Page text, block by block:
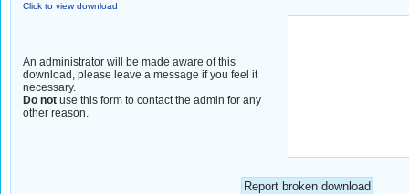
Click to view download
An administrator will be made aware of this
download, please leave a message if you feel it
necessary.
Do not use this form to contact the admin for any
other reason.